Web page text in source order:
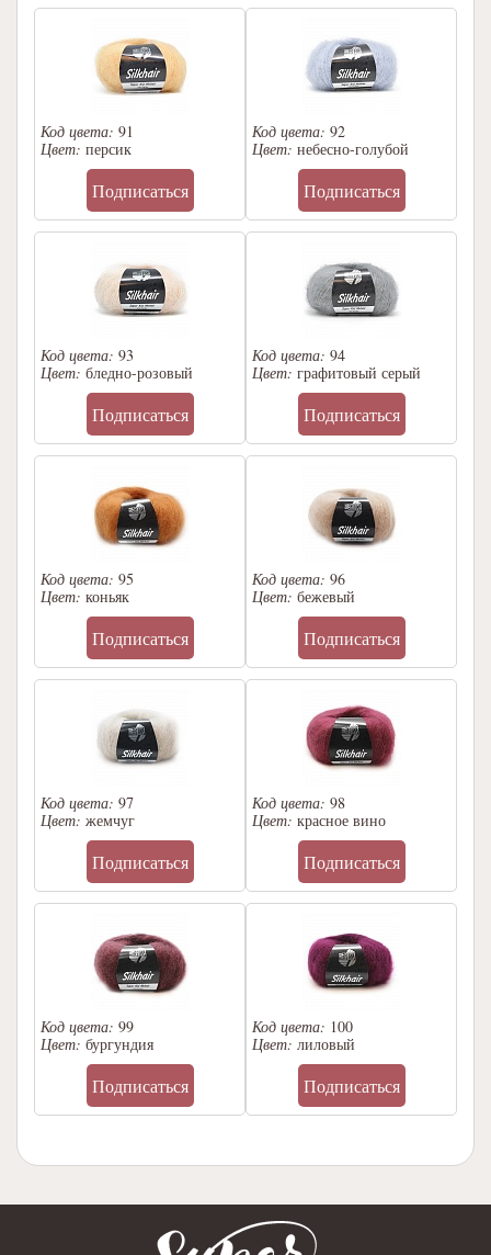
Код цвета: 91
Цвет: персик
Подписаться
Код цвета: 92
Цвет: небесно-голубой
Подписаться
Код цвета: 93
Цвет: бледно-розовый
Подписаться
Код цвета: 94
Цвет: графитовый серый
Подписаться
Код цвета: 95
Цвет: коньяк
Подписаться
Код цвета: 96
Цвет: бежевый
Подписаться
Код цвета: 97
Цвет: жемчуг
Подписаться
Код цвета: 98
Цвет: красное вино
Подписаться
Код цвета: 99
Цвет: бургундия
Подписаться
Код цвета: 100
Цвет: лиловый
Подписаться